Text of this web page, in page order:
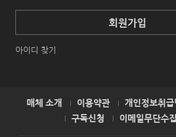
회원가입
아이디 찾기
매체 소개 이용약관 개인정보취급
구독신청
이메일무단수